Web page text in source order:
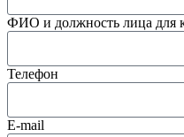
ФИО и должность лица для
Телефон
E-mail